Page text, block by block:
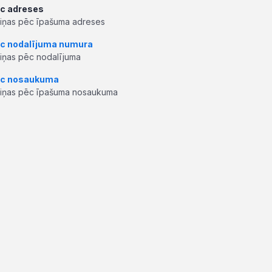
adreses
pēc īpašuma adreses
nodalījuma numura
pēc nodalījuma
nosaukuma
pēc īpašuma nosaukuma